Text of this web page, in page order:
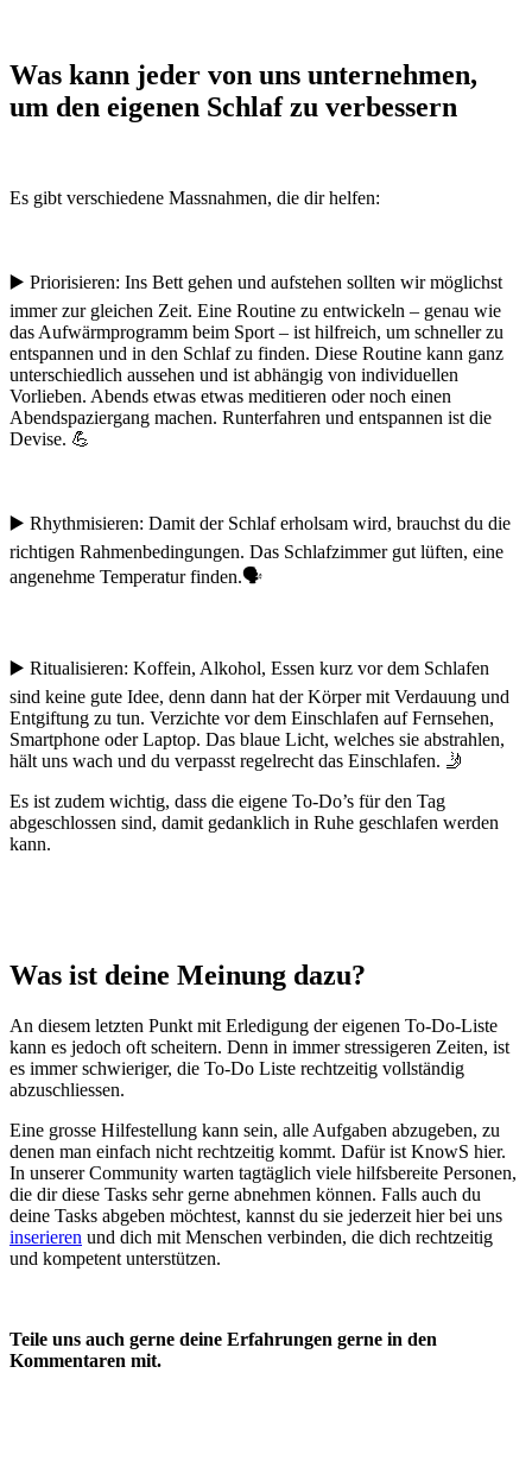
Was kann jeder von uns unternehmen,
um den eigenen Schlaf zu verbessern
Es gibt verschiedene Massnahmen, die dir helfen:
▶️ Priorisieren: Ins Bett gehen und aufstehen sollten wir möglichst
immer zur gleichen Zeit. Eine Routine zu entwickeln – genau wie
das Aufwärmprogramm beim Sport – ist hilfreich, um schneller zu
entspannen und in den Schlaf zu finden. Diese Routine kann ganz
unterschiedlich aussehen und ist abhängig von individuellen
Vorlieben. Abends etwas etwas meditieren oder noch einen
Abendspaziergang machen. Runterfahren und entspannen ist die
Devise. 💪
▶️ Rhythmisieren: Damit der Schlaf erholsam wird, brauchst du die
richtigen Rahmenbedingungen. Das Schlafzimmer gut lüften, eine
angenehme Temperatur finden.🗣
▶️ Ritualisieren: Koffein, Alkohol, Essen kurz vor dem Schlafen
sind keine gute Idee, denn dann hat der Körper mit Verdauung und
Entgiftung zu tun. Verzichte vor dem Einschlafen auf Fernsehen,
Smartphone oder Laptop. Das blaue Licht, welches sie abstrahlen,
hält uns wach und du verpasst regelrecht das Einschlafen. 🤳
Es ist zudem wichtig, dass die eigene To-Do’s für den Tag
abgeschlossen sind, damit gedanklich in Ruhe geschlafen werden
kann.
Was ist deine Meinung dazu?
An diesem letzten Punkt mit Erledigung der eigenen To-Do-Liste
kann es jedoch oft scheitern. Denn in immer stressigeren Zeiten, ist
es immer schwieriger, die To-Do Liste rechtzeitig vollständig
abzuschliessen.
Eine grosse Hilfestellung kann sein, alle Aufgaben abzugeben, zu
denen man einfach nicht rechtzeitig kommt. Dafür ist KnowS hier.
In unserer Community warten tagtäglich viele hilfsbereite Personen,
die dir diese Tasks sehr gerne abnehmen können. Falls auch du
deine Tasks abgeben möchtest, kannst du sie jederzeit hier bei uns
inserieren und dich mit Menschen verbinden, die dich rechtzeitig
und kompetent unterstützen.
Teile uns auch gerne deine Erfahrungen gerne in den
Kommentaren mit.